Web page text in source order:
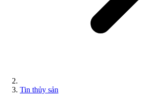
Tin thủy sản